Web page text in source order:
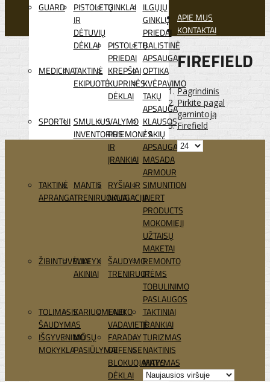
GUARD
PISTOLETŲ
IR
DĖTUVIŲ
DĖKLAI
GINKLAI ILGŲJŲ
GINKLŲ
PRIEDAI
PISTOLETŲ
PRIEDAI
BALISTINĖ
APSAUGA
MEDICINATAKTINĖ
EKIPUOTĖ
KREPŠIAI
KUPRINĖS
DĖKLAI
OPTIKA
KVĖPAVIMO
TAKŲ
APSAUGA
SPORTUI SMULKUS
INVENTORIUS
VALYMO
PRIEMONĖS
IR
ĮRANKIAI
KLAUSOS
/ AKIŲ
APSAUGA
MASADA
ARMOUR
TAKTINĖ
APRANGA
MANTIS
TRENIRUOKLIAI
RYŠIAI IR
NAVIGACIJA
SIMUNITION
INERT
PRODUCTS
MOKOMIEJI
UŽTAISŲ
MAKETAI
ŽIBINTUVĖLIAI
WILEYX
AKINIAI
ŠAUDYMO
TRENIRUOTĖMS
REMONTO
IR
TOBULINIMO
PASLAUGOS
TOLIMASIS
ŠAUDYMAS
KARIUOMENEI
LAUKO
VADAVIETĖ
TAKTINIAI
ĮRANKIAI
IŠGYVENIMO
MOKYKLA
MŪSŲ
PASIŪLYMAI
FARADAY
DEFENSE
BLOKUOJANTYS
DĖKLAI
TURIZMAS
NAKTINIS
MATYMAS
APIE MUS
KONTAKTAI
FIREFIELD
Pagrindinis
Pirkite pagal
gamintoją
Firefield